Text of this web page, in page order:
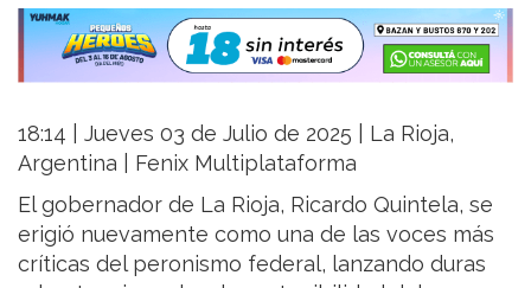
18:14 | Jueves 03 de Julio de 2025 | La Rioja,
Argentina | Fenix Multiplataforma
El gobernador de La Rioja, Ricardo Quintela, se
erigió nuevamente como una de las voces más
críticas del peronismo federal, lanzando duras